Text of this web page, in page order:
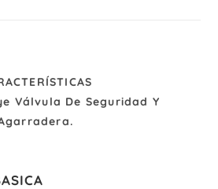
Válvula De Seguridad Y